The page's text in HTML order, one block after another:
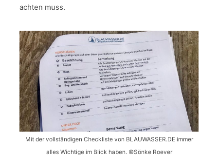
achten muss.
Mit der vollständigen Checkliste von BLAUWASSER.DE immer
alles Wichtige im Blick haben. ©Sönke Roever